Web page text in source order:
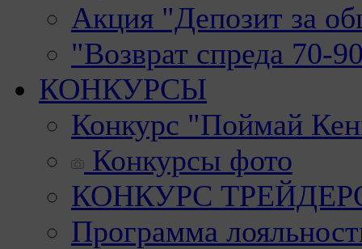
Акция "Депозит за
"Возврат спреда 70-
КОНКУРСЫ
Конкурс "Поймай
Конкурсы фото
КОНКУРС
Программа